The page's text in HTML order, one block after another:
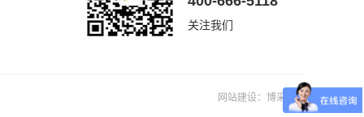
关注我们
网站建设： 博采网络